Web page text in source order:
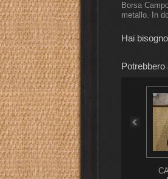
Borsa
metallo. In
Hai
CAMPOMAGGI